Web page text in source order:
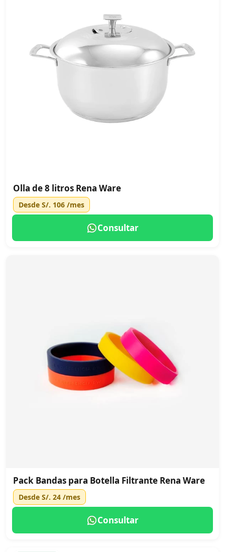
Olla de 8 litros Rena Ware
Desde S/. 106 /mes
Consultar
Pack Bandas para Botella Filtrante Rena Ware
Desde S/. 24 /mes
Consultar